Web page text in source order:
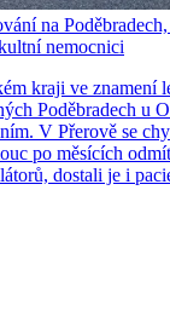
na
nemocnici
kraji ve znamení
Poděbradech u
V Přerově se
po měsících
dostali je i